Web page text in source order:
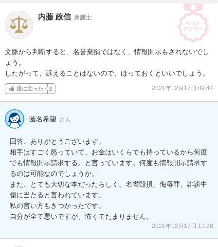
内藤 政信 弁護士
文脈から判断すると、名誉棄損ではなく、情報開示もされないでし
ょう。
したがって、訴えることはないので、ほっておくといいでしょう。
役に立った 2 2021年12月17日 09:44
匿名希望 さん
回答、ありがとうございます。
相手はすごく怒っていて、お金はいくらでも持っているから何度
でも情報開示請求する。と言っています。何度も情報開示請求す
るのは可能なのでしょうか。
また、とても大切な本だったらしく、名誉毀損、侮辱罪、誹謗中
傷に当たると言われています。
私の言い方もきつかったです。
自分が全て悪いですが、怖くてたまりません。
2021年12月17日 11:28